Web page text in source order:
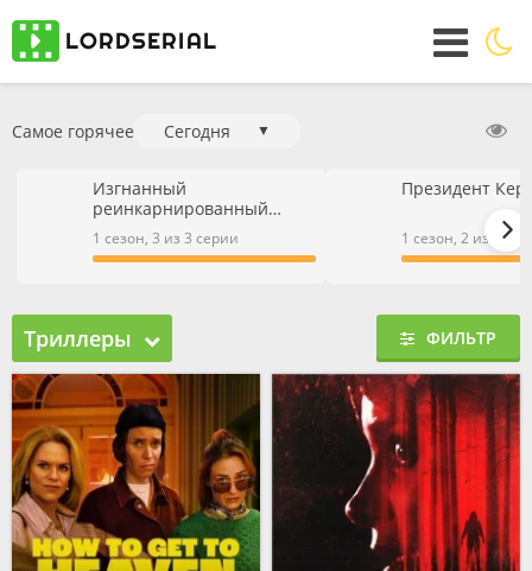
Самое горячее Сегодня ▼
Изгнанный
реинкарнированный
тяжёлый рыцарь не имеет
себе равных в знаниях
игры
1 сезон, 3 из 3 серии
Президент
1 сезон, 2 из 2
Триллеры ФИЛЬТР